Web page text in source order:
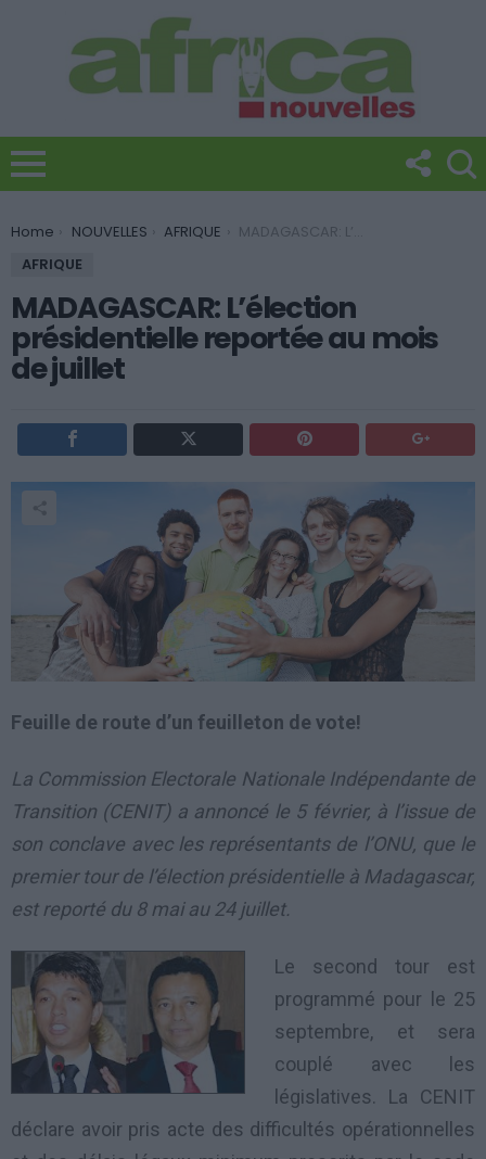
You are here:
Home NOUVELLES AFRIQUE
MADAGASCAR: L’élection présidentielle reportée au mois de juillet
AFRIQUE
MADAGASCAR: L’élection
présidentielle reportée au mois
de juillet
Feuille de route d’un feuilleton de vote!
La Commission Electorale Nationale Indépendante de
Transition (CENIT) a annoncé le 5 février, à l’issue de
son conclave avec les représentants de l’ONU, que le
premier tour de l’élection présidentielle à Madagascar,
est reporté du 8 mai au 24 juillet.
Le second tour est
programmé pour le 25
septembre, et sera
couplé avec les
législatives. La CENIT
déclare avoir pris acte des difficultés opérationnelles